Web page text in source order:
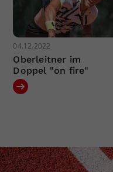
04.12.2022
Oberleitner im
Doppel "on fire"